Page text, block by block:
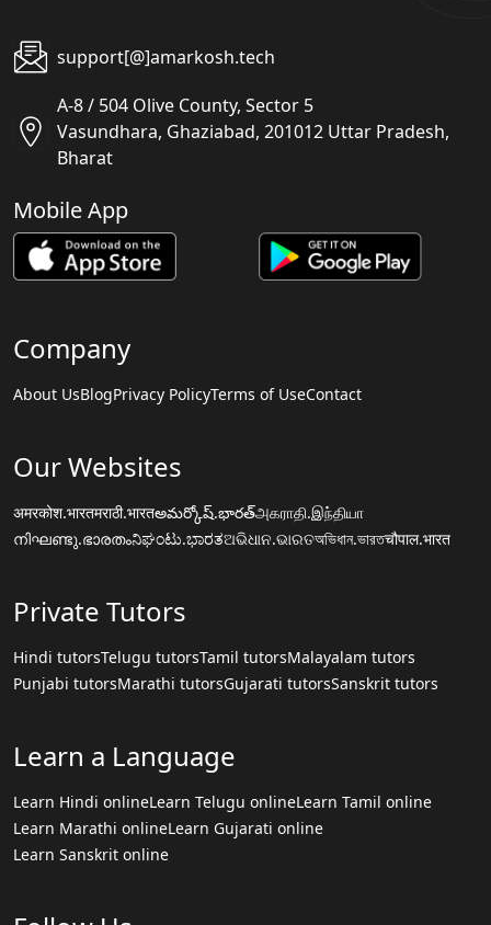
support[@]amarkosh.tech
A-8 / 504 Olive County, Sector 5
Vasundhara, Ghaziabad, 201012 Uttar Pradesh,
Bharat
Mobile App
Company
About UsBlogPrivacy PolicyTerms of UseContact
Our Websites
अमरकोश.भारतमराठी.भारतఅమర్కోష్.భారత్அகராதி.இந்தியா
നിഘണ്ടു.ഭാരതംನಿಘಂಟು.ಭಾರತଅଭିଧାନ.ଭାରତঅভিধান.ভারতचौपाल.भारत
Private Tutors
Hindi tutorsTelugu tutorsTamil tutorsMalayalam tutors
Punjabi tutorsMarathi tutorsGujarati tutorsSanskrit tutors
Learn a Language
Learn Hindi onlineLearn Telugu onlineLearn Tamil online
Learn Marathi onlineLearn Gujarati online
Learn Sanskrit online